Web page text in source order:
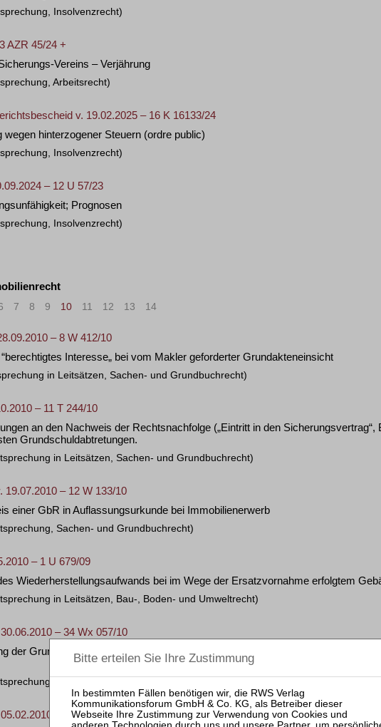
Insolvenzrecht)
AZR 45/24 +
Vereins – Verjährung
Arbeitsrecht)
v. 19.02.2025 – 16 K 16133/24
hinterzogener Steuern (ordre public)
Insolvenzrecht)
– 12 U 57/23
Prognosen
Insolvenzrecht)
7 8 9 10 11 12 13 14
– 8 W 412/10
Interesse„ bei vom Makler geforderter Grundakteneinsicht
in Leitsätzen, Sachen- und Grundbuchrecht)
– 11 T 244/10
an den Nachweis der Rechtsnachfolge („Eintritt in den
Grundschuldabtretungen.
in Leitsätzen, Sachen- und Grundbuchrecht)
– 12 W 133/10
einer GbR in Auflassungsurkunde bei Immobilienerwerb
Sachen- und Grundbuchrecht)
– 1 U 679/09
Wiederherstellungsaufwands bei im Wege der Ersatzvornahme erfolgtem
in Leitsätzen, Bau-, Boden- und Umweltrecht)
– 34 Wx 057/10
der Grunddienstbarkeit eines Verbots von Hobbyfunkverkehr und
in Leitsätzen, Sachen- und Grundbuchrecht)
– 34 Wx 116/09